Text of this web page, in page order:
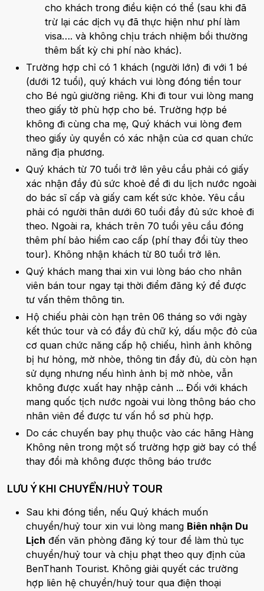
cho khách trong điều kiện có thể (sau khi đã
trừ lại các dịch vụ đã thực hiện như phí làm
visa…. và không chịu trách nhiệm bồi thường
thêm bất kỳ chi phí nào khác).
Trường hợp chỉ có 1 khách (người lớn) đi với 1 bé
(dưới 12 tuổi), quý khách vui lòng đóng tiền tour
cho Bé ngủ giường riêng. Khi đi tour vui lòng mang
theo giấy tờ phù hợp cho bé. Trường hợp bé
không đi cùng cha mẹ, Quý khách vui lòng đem
theo giấy ủy quyền có xác nhận của cơ quan chức
năng địa phương.
Quý khách từ 70 tuổi trở lên yêu cầu phải có giấy
xác nhận đầy đủ sức khoẻ để đi du lịch nước ngoài
do bác sĩ cấp và giấy cam kết sức khỏe. Yêu cầu
phải có người thân dưới 60 tuổi đầy đủ sức khoẻ đi
theo. Ngoài ra, khách trên 70 tuổi yêu cầu đóng
thêm phí bảo hiểm cao cấp (phí thay đổi tùy theo
tour). Không nhận khách từ 80 tuổi trở lên.
Quý khách mang thai xin vui lòng báo cho nhân
viên bán tour ngay tại thời điểm đăng ký để được
tư vấn thêm thông tin.
Hộ chiếu phải còn hạn trên 06 tháng so với ngày
kết thúc tour và có đầy đủ chữ ký, dấu mộc đỏ của
cơ quan chức năng cấp hộ chiếu, hình ảnh không
bị hư hỏng, mờ nhòe, thông tin đầy đủ, dù còn hạn
sử dụng nhưng nếu hình ảnh bị mờ nhòe, vẫn
không được xuất hay nhập cảnh ... Đối với khách
mang quốc tịch nước ngoài vui lòng thông báo cho
nhân viên để được tư vấn hồ sơ phù hợp.
Do các chuyến bay phụ thuộc vào các hãng Hàng
Không nên trong một số trường hợp giờ bay có thể
thay đổi mà không được thông báo trước
LƯU Ý KHI CHUYỂN/HUỶ TOUR
Sau khi đóng tiền, nếu Quý khách muốn
chuyển/huỷ tour xin vui lòng mang Biên nhận Du
Lịch đến văn phòng đăng ký tour để làm thủ tục
chuyển/huỷ tour và chịu phạt theo quy định của
BenThanh Tourist. Không giải quyết các trường
hợp liên hệ chuyển/huỷ tour qua điện thoại